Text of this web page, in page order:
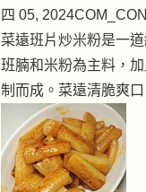
四 05, 2024
菜遠班片炒米粉是一
班腩和米粉為主料，
制而成。菜遠清脆爽